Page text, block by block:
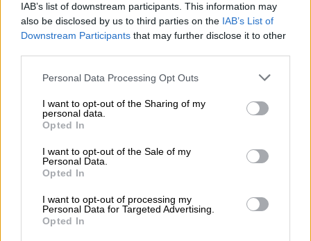
IAB’s list of downstream participants. This information may
also be disclosed by us to third parties on the IAB’s List of
Downstream Participants that may further disclose it to other
Please note that this website/app uses one or more Google
not limited to your visit or usage behaviour. You may click to
grant or deny consent to Google and its third-party tags to
use your data for below specified purposes in below Google
consent section.
Personal Data Processing Opt Outs
I want to opt-out of the Sharing of my
personal data.
Opted In
I want to opt-out of the Sale of my
Personal Data.
Opted In
I want to opt-out of processing my
Personal Data for Targeted Advertising.
Opted In
Lifestyle|15.03.2026 09:41
από την Ηρώ Σαΐα για τα γενέθλιά του
και ο αισθησιακός χορός
Η ανάρτηση της τραγουδίστριας στα social
media